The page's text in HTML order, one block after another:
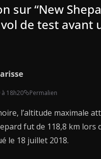
sur “New
de test avant
18h20 Permalien
l’altitude maximale
fut de 118,8 km lors
le 18 juillet 2018.